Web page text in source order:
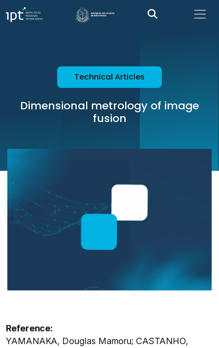
Technical Articles
Dimensional metrology of image
fusion
Reference:
YAMANAKA, Douglas Mamoru; CASTANHO,